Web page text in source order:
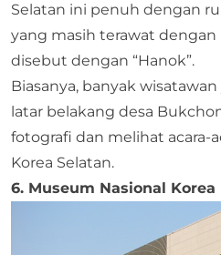
Selatan ini penuh dengan
yang masih terawat dengan
disebut dengan “Hanok”.
Biasanya, banyak
latar belakang desa
fotografi dan melihat acara-
Korea Selatan.
6. Museum Nasional Korea